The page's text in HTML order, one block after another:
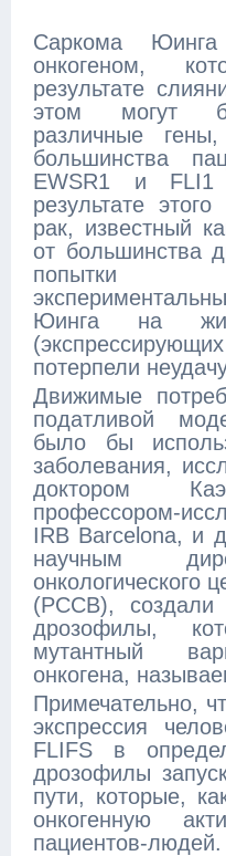
Саркома
онкогеном,
результате
этом могут
различные
большинства
EWSR1 и
результате
рак, известный
от большинства
попытки
Юинга на
потерпели
Движимые
податливой
было бы
заболевания,
доктором
профессором-
IRB Barcelona, и
научным
онкологического
(PCCB),
дрозофилы,
мутантный
онкогена,
Примечательно,
экспрессия
FLIFS в
дрозофилы
пути, которые,
онкогенную
пациентов-людей.